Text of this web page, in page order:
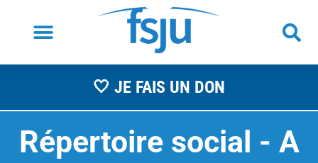
🤍 JE FAIS UN DON
Répertoire social - As